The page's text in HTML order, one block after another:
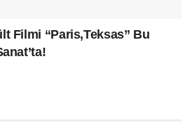
Filmi “Paris,Teksas” Bu